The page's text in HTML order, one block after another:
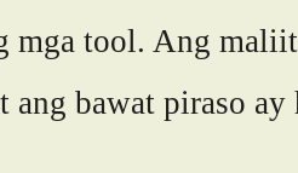
mga tool. Ang
ang bawat piraso